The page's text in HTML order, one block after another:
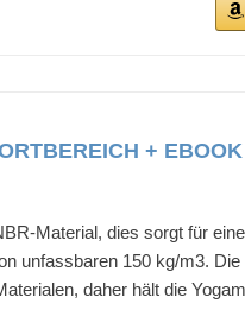
+
Material, dies sorgt für
unfassbaren 150 kg/m3.
daher hält die